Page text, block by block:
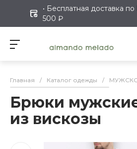
• Бесплатная доставка
500 ₽
Главная / Каталог одежды /
Брюки
из вискозы